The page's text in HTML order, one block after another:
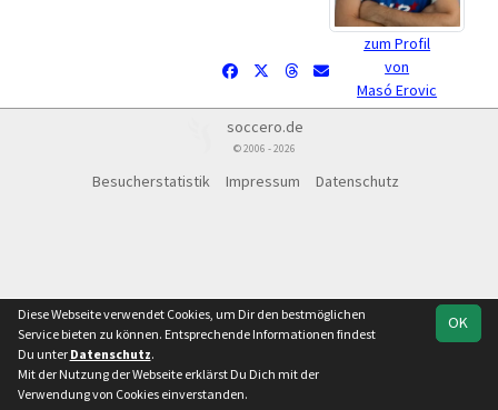
zum Profil
von
Masó Erovic
soccero.de
© 2006 - 2026
Besucherstatistik Impressum Datenschutz
OK
Diese Webseite verwendet Cookies, um Dir den bestmöglichen
Service bieten zu können. Entsprechende Informationen findest
Du unter Datenschutz.
Mit der Nutzung der Webseite erklärst Du Dich mit der
Verwendung von Cookies einverstanden.